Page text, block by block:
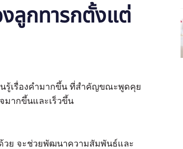
ลูกทารกตั้งแต่
รู้เรื่องคำมากขึ้น ที่สำคัญขณะพูดคุย
มากขึ้นและเร็วขึ้น
วย จะช่วยพัฒนาความสัมพันธ์และ